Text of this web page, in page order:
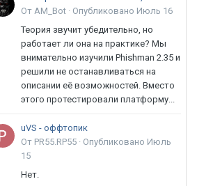
От AM_Bot · Опубликовано Июль 16
Теория звучит убедительно, но
работает ли она на практике? Мы
внимательно изучили Phishman 2.35 и
решили не останавливаться на
описании её возможностей. Вместо
этого протестировали платформу...
uVS - оффтопик
От PR55.RP55 · Опубликовано Июль
15
Нет.